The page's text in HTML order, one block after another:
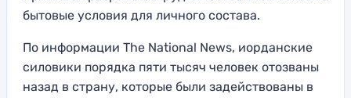
бытовые условия для личного состава.
По информации The National News, иорданские
силовики порядка пяти тысяч человек отозваны
назад в страну, которые были задействованы в